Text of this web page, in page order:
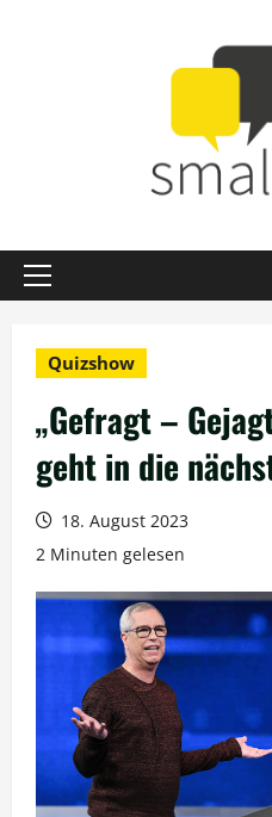
Primäres
Quizshow
„Gefragt –
geht in die
18. August 2023
2 Minuten gelesen